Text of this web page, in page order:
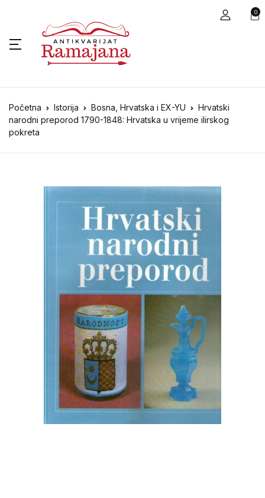
0
Početna Istorija Bosna, Hrvatska i EX-YU
Hrvatski
narodni preporod 1790-1848: Hrvatska u vrijeme ilirskog
pokreta